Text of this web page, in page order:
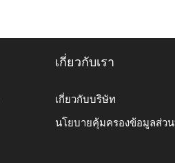
เกี่ยวกับเรา
เกี่ยวกับบริษัท
นโยบายคุ้มครองข้อมูลส่ว